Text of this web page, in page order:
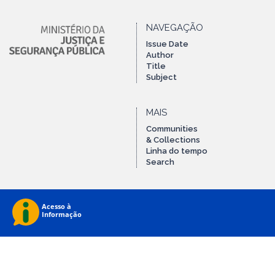
NAVEGAÇÃO
Issue Date
Author
Title
Subject
MAIS
Communities
& Collections
Linha do tempo
Search